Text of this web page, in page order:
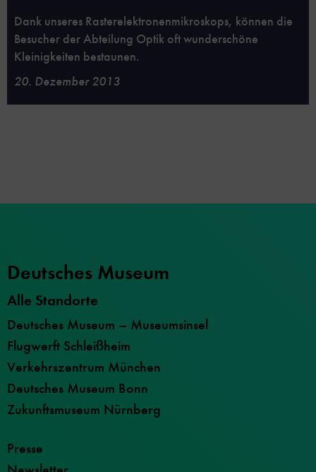
Dank unseres Rasterelektronenmikroskops, können die
Besucher der Abteilung Optik oft wunderschöne
Kleinigkeiten bestaunen.
20. Dezember 2013
Deutsches Museum
Alle Standorte
Deutsches Museum – Museumsinsel
Flugwerft Schleißheim
Verkehrszentrum München
Deutsches Museum Bonn
Zukunftsmuseum Nürnberg
Presse